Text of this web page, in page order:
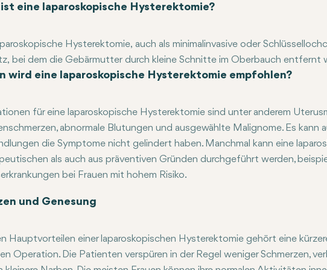
ist eine laparoskopische Hysterektomie?
Hysterektomie, auch als minimalinvasive oder
bei dem die Gebärmutter durch kleine Schnitte im Oberbauch entfernt
einer dieser Schnitte Zugang zu einem Laparoskop - einem dünnen,
es dem Chirurgen, die Gebärmutter mit minimalem Körpertrauma
zur traditionellen offenen Hysterektomie aufgrund seiner
wird eine laparoskopische Hysterektomie empfohlen?
für eine laparoskopische Hysterektomie sind unter anderem
abnormale Blutungen und ausgewählte Malignome. Es kann
die Symptome nicht gelindert haben. Manchmal kann eine
als auch aus präventiven Gründen durchgeführt werden,
bei Frauen mit hohem Risiko.
und Genesung
Hauptvorteilen einer laparoskopischen Hysterektomie gehört eine
Operation. Die Patienten verspüren in der Regel weniger Schmerzen,